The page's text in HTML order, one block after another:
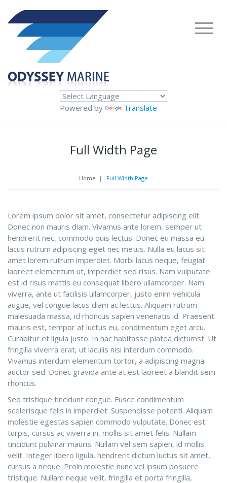
Powered by Translate
Full Width Page
Home | Full Width Page
Lorem ipsum dolor sit amet, consectetur adipiscing elit.
Donec non mauris diam. Vivamus ante lorem, semper ut
hendrerit nec, commodo quis lectus. Donec eu massa eu
lacus rutrum adipiscing eget nec metus. Nulla eu lacus sit
amet lorem rutrum imperdiet. Morbi lacus neque, feugiat
laoreet elementum ut, imperdiet sed risus. Nam vulputate
est id risus mattis eu consequat libero ullamcorper. Nam
viverra, ante ut facilisis ullamcorper, justo enim vehicula
augue, vel congue lacus diam ac lectus. Aliquam rutrum
malesuada massa, id rhoncus sapien venenatis id. Praesent
mauris est, tempor at luctus eu, condimentum eget arcu.
Curabitur et ligula justo. In hac habitasse platea dictumst. Ut
fringilla viverra erat, ut iaculis nisi interdum commodo.
Vivamus interdum elementum tortor, a adipiscing magna
auctor sed. Donec gravida ante at est laoreet a blandit sem
rhoncus.
Sed tristique tincidunt congue. Fusce condimentum
scelerisque felis in imperdiet. Suspendisse potenti. Aliquam
molestie egestas sapien commodo vulputate. Donec est
turpis, cursus ac viverra in, mollis sit amet felis. Nullam
tincidunt pulvinar mauris. Nullam vel sem sapien, id mollis
velit. Integer libero ligula, hendrerit dictum luctus sit amet,
cursus a neque. Proin molestie nunc vel ipsum posuere
tristique. Nullam neque velit, fringilla et porta fringilla,